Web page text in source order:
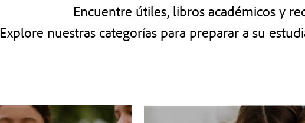
Encuentre útiles, libros académicos y
Explore nuestras categorías para preparar a su